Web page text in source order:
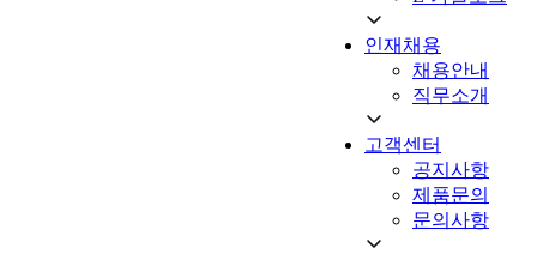
인재채용
채용안내
직무소개
고객센터
공지사항
제품문의
문의사항